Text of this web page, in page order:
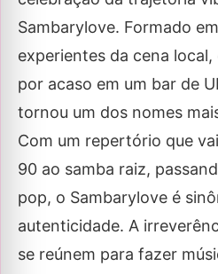
Sambarylove. Formado
experientes da cena
por acaso em um bar de
tornou um dos nomes
Com um repertório que
90 ao samba raiz,
pop, o Sambarylove é
autenticidade. A
se reúnem para fazer